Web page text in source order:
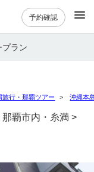
予約確認
プラン
旅行・那覇ツアー 沖縄本
覇市内・糸満 >